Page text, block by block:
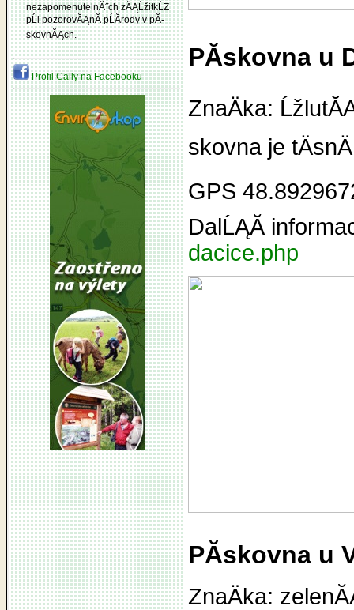
nezapomenutelnĂ˝ch zĂĄĹžitkĹŻ
pĹi pozorovĂĄnĂ­ pĹĂ­rody v pĂ­
skovnĂĄch.
Profil Cally na Facebooku
PĂ­skovna u
ZnaÄka:
skovna je
GPS
DalĹĄĂ­
dacice.php
PĂ­skovna u
ZnaÄka: